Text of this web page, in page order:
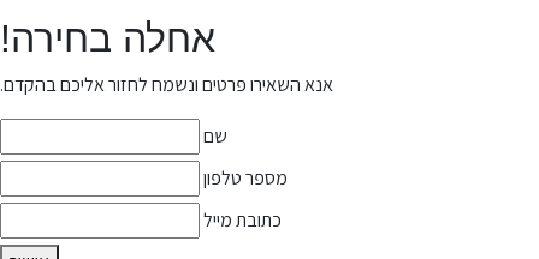
אחלה בחירה!
אנא השאירו פרטים ונשמח לחזור אליכם בהקדם.
שם
מספר טלפון
כתובת מייל